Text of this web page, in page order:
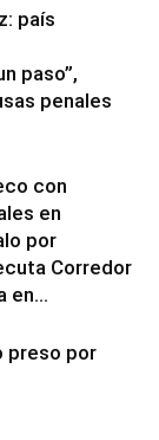
país
paso”,
penales
con
en
por
Corredor
en...
preso por